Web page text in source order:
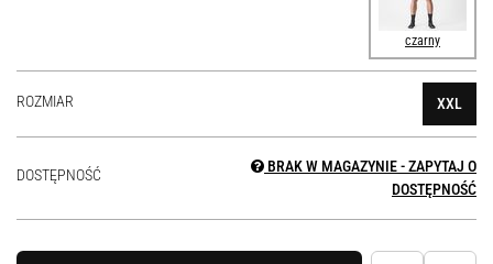
czarny
ROZMIAR XXL
DOSTĘPNOŚĆ
BRAK W MAGAZYNIE - ZAPYTAJ O
DOSTĘPNOŚĆ